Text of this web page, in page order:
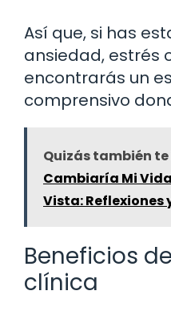
Así que, si has
ansiedad, estrés
encontrarás un
comprensivo
Quizás también
Cambiaría Mi
Vista:
Beneficios
clínica